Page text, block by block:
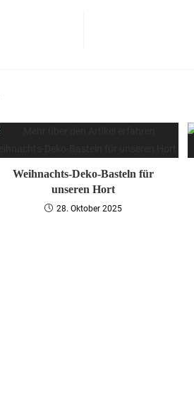
Weihnachts-Deko-Basteln für
unseren Hort
28. Oktober 2025